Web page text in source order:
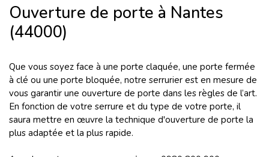
Ouverture de porte à Nantes
(44000)
Que vous soyez face à une porte claquée, une porte fermée
à clé ou une porte bloquée, notre serrurier est en mesure de
vous garantir une ouverture de porte dans les règles de l’art.
En fonction de votre serrure et du type de votre porte, il
saura mettre en œuvre la technique d'ouverture de porte la
plus adaptée et la plus rapide.